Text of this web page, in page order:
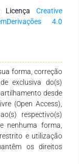
de acertos e do
se eficaz no
de decisões
como espaço
a atividade
longo do processo
evidenciando a
um espaço mais
se que os jogos,
pedagógica,
do ensino da
Licença Creative
4.0
forma, correção
exclusiva do(s)
desde
(Open Access),
respectivo(s)
nenhuma forma,
e utilização
os direitos